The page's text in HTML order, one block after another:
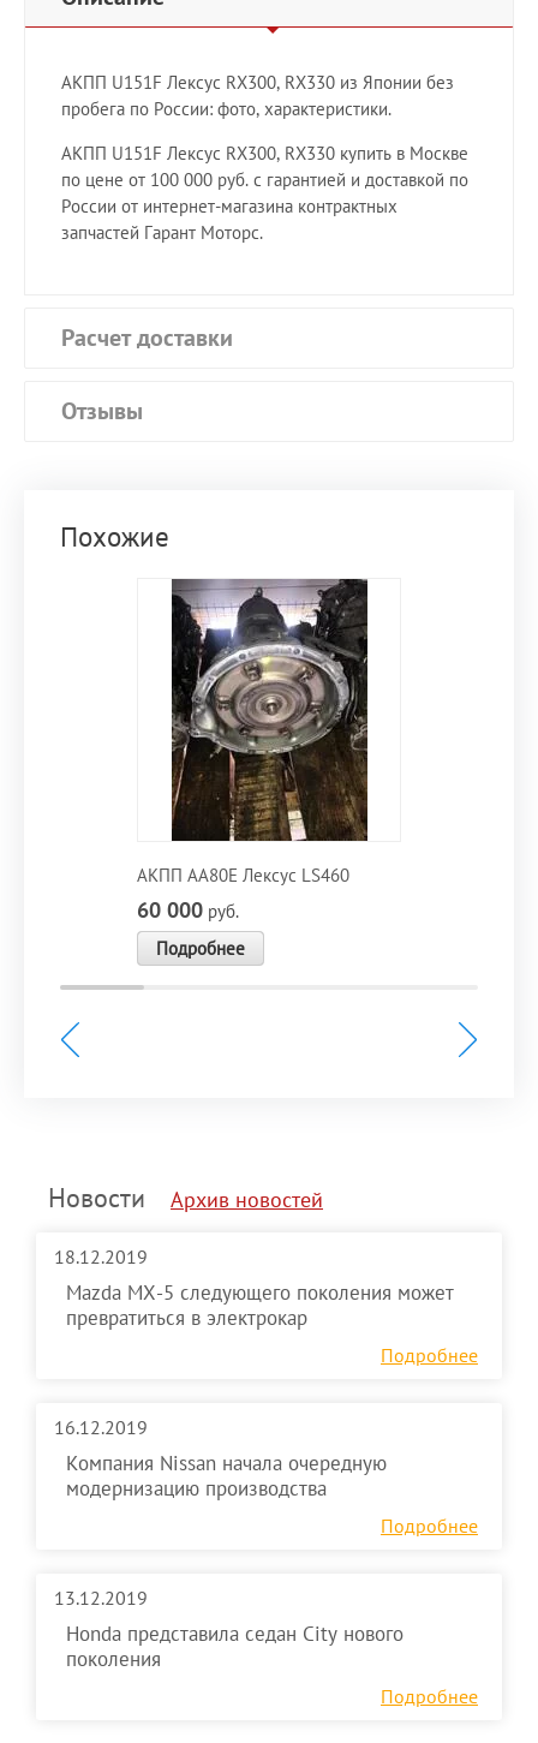
АКПП U151F Лексус RX300, RX330 из Японии без
пробега по России: фото, характеристики.
АКПП U151F Лексус RX300, RX330 купить в Москве
по цене от 100 000 руб. с гарантией и доставкой по
России от интернет-магазина контрактных
запчастей Гарант Моторс.
Расчет доставки
Отзывы
Похожие
АКПП AA80E Лексус LS460
60 000 руб.
Подробнее
Новости Архив новостей
18.12.2019
Mazda MX-5 следующего поколения может
превратиться в электрокар
Подробнее
16.12.2019
Компания Nissan начала очередную
модернизацию производства
Подробнее
13.12.2019
Honda представила седан City нового
поколения
Подробнее